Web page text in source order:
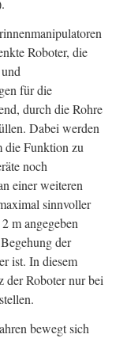
Roboter, die
für die
durch die Rohre
Dabei werden
die Funktion zu
noch
einer weiteren
sinnvoller
m angegeben
der
ist. In diesem
der Roboter nur bei
bewegt sich